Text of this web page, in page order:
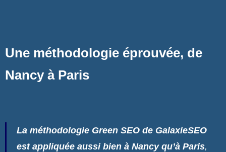
Une méthodologie éprouvée, de
Nancy à Paris
La méthodologie Green SEO de GalaxieSEO
est appliquée aussi bien à Nancy qu’à Paris,